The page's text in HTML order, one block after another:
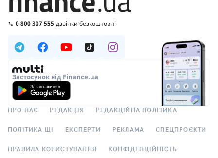
0 800 307 555 дзвінки безкоштовні
Застосунок від Finance.ua
ПРО НАС РЕДАКЦІЯ РЕДАКЦІЙНА ПОЛІТИКА
ПОЛІТИКА ШІ ЕКСПЕРТИ РЕКЛАМА СПЕЦПРОЄКТИ
ПРАВИЛА КОРИСТУВАННЯ КОНФІДЕНЦІЙНІСТЬ